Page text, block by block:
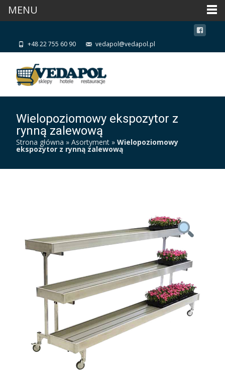
+48 22 755 60 90 vedapol@vedapol.pl
Wielopoziomowy ekspozytor z
rynną zalewową
Strona główna » Asortyment » Wielopoziomowy
ekspozytor z rynną zalewową
MENU